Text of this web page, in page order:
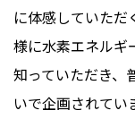
に体感していただ
様に水素エネルギ
知っていただき、
いで企画されてい